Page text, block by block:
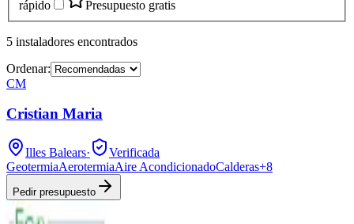
rápido
Presupuesto gratis
5 instaladores encontrados
Ordenar:
CM
Cristian Maria
Illes Balears·
Verificada
GeotermiaAerotermiaAire AcondicionadoCalderas+8
Pedir presupuesto